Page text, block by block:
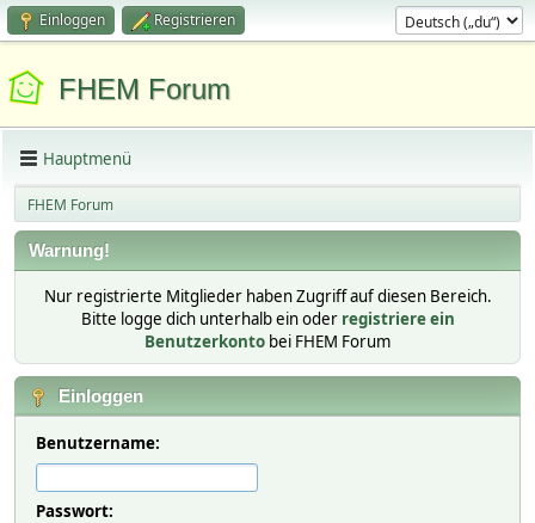
Einloggen Registrieren
FHEM Forum
Hauptmenü
FHEM Forum
Warnung!
Nur registrierte Mitglieder haben Zugriff auf diesen Bereich.
Bitte logge dich unterhalb ein oder registriere ein
Benutzerkonto bei FHEM Forum
Einloggen
Benutzername:
Passwort: